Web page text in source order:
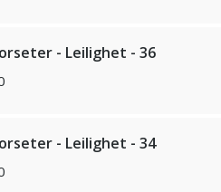
- Leilighet - 36
- Leilighet - 34